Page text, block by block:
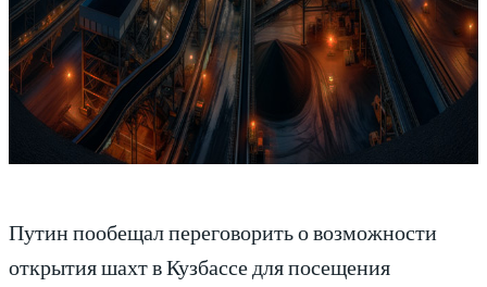
Путин пообещал переговорить о возможности
открытия шахт в Кузбассе для посещения